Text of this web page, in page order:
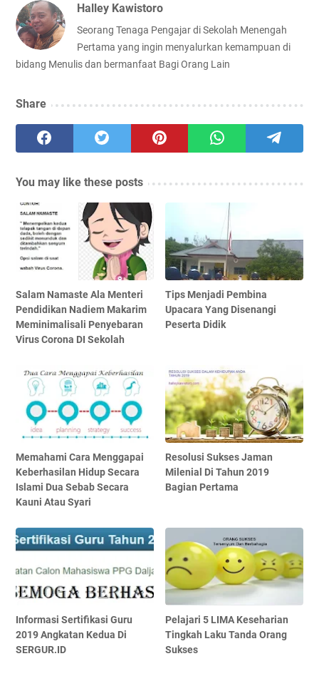
Halley Kawistoro
Seorang Tenaga Pengajar di Sekolah Menengah
Pertama yang ingin menyalurkan kemampuan di
bidang Menulis dan bermanfaat Bagi Orang Lain
Share
You may like these posts
Salam Namaste Ala Menteri
Pendidikan Nadiem Makarim
Meminimalisali Penyebaran
Virus Corona DI Sekolah
Tips Menjadi Pembina
Upacara Yang Disenangi
Peserta Didik
Memahami Cara Menggapai
Keberhasilan Hidup Secara
Islami Dua Sebab Secara
Kauni Atau Syari
Resolusi Sukses Jaman
Milenial Di Tahun 2019
Bagian Pertama
Informasi Sertifikasi Guru
2019 Angkatan Kedua Di
SERGUR.ID
Pelajari 5 LIMA Keseharian
Tingkah Laku Tanda Orang
Sukses